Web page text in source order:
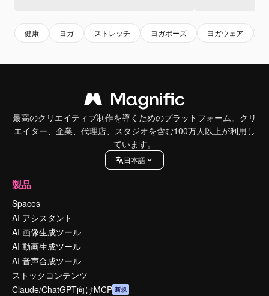
健康 ヨガ ストレッチ ヨガポーズ ヨガウェア
最高のクリエイティブ制作を導くためのプラットフォーム。クリ
エイター、企業、代理店、スタジオを含む100万人以上が利用し
ています。
日本語
製品
Spaces
AI アシスタント
AI 画像生成ツール
AI 動画生成ツール
AI 音声合成ツール
ストックコンテンツ
Claude/ChatGPT向けMCP 新規